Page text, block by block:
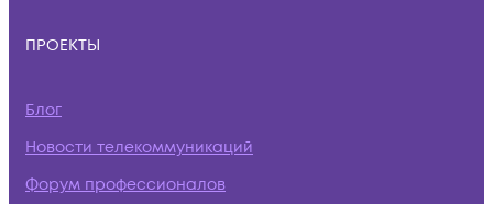
ПРОЕКТЫ
Блог
Новости телекоммуникаций
Форум профессионалов